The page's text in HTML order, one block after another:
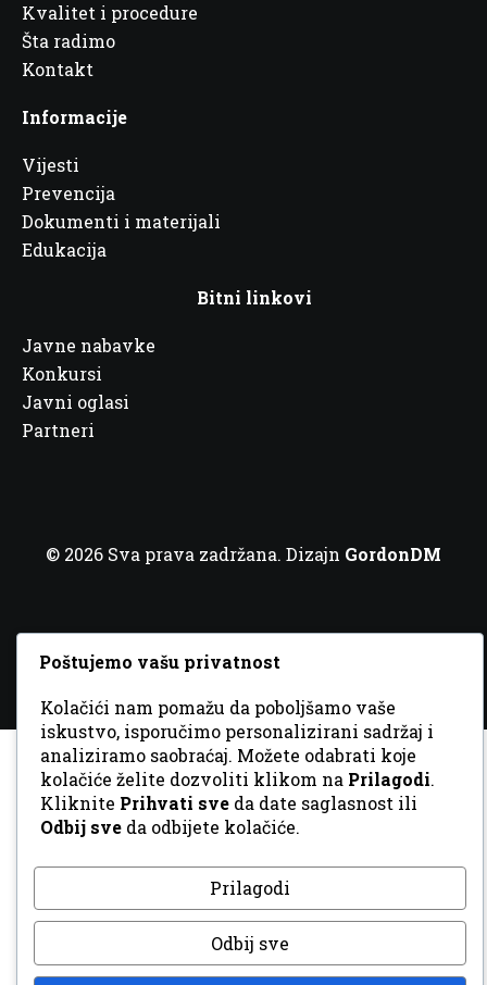
Kvalitet i procedure
Šta radimo
Kontakt
Informacije
Vijesti
Prevencija
Dokumenti i materijali
Edukacija
Bitni linkovi
Javne nabavke
Konkursi
Javni oglasi
Partneri
© 2026 Sva prava zadržana. Dizajn GordonDM
Poštujemo vašu privatnost
Kolačići nam pomažu da poboljšamo vaše
iskustvo, isporučimo personalizirani sadržaj i
analiziramo saobraćaj. Možete odabrati koje
kolačiće želite dozvoliti klikom na Prilagodi.
Kliknite Prihvati sve da date saglasnost ili
Odbij sve da odbijete kolačiće.
Prilagodi
Odbij sve